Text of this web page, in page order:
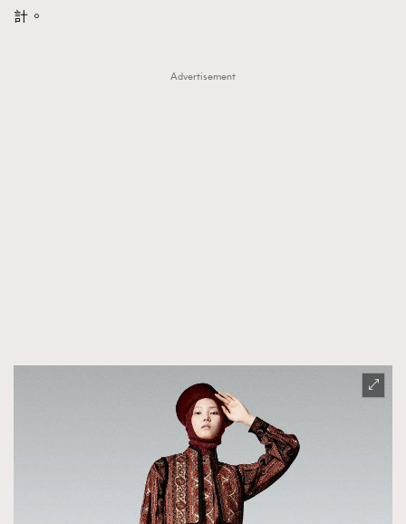
計。
Advertisement